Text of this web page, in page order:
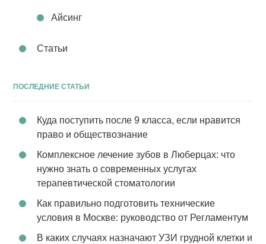
Айсинг
Статьи
ПОСЛЕДНИЕ СТАТЬИ
Куда поступить после 9 класса, если нравится
право и обществознание
Комплексное лечение зубов в Люберцах: что
нужно знать о современных услугах
терапевтической стоматологии
Как правильно подготовить технические
условия в Москве: руководство от Регламентум
В каких случаях назначают УЗИ грудной клетки и